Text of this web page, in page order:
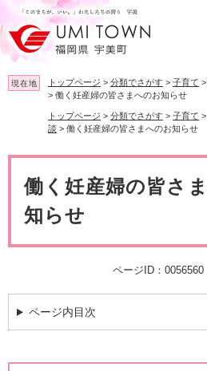
ー
ジ
の
先
頭
ニ
ュ
ー
を
飛
本
文字サイズ 標準 拡大
背景色変更 白 黒 青
Multilingual（English・中文・
現在地 トップページ > 分類でさがす > 子育て >
> 働く妊産婦の皆さまへのお知らせ
トップページ > 分類でさがす > 子育て >
談 > 働く妊産婦の皆さまへのお知らせ
働く妊産婦の皆さ
知らせ
ページID：0056560
ページ内目次